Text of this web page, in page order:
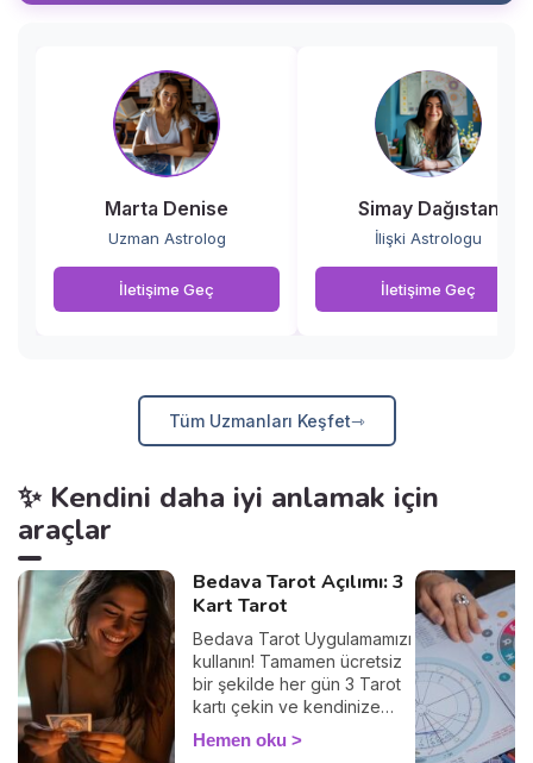
Marta Denise
Uzman Astrolog
İletişime Geç
Simay Dağıstan
İlişki Astrologu
İletişime Geç
Tüm Uzmanları Keşfet
✨ Kendini daha iyi anlamak için
araçlar
Bedava Tarot Açılımı: 3
Kart Tarot
Bedava Tarot Uygulamamızı
kullanın! Tamamen ücretsiz
bir şekilde her gün 3 Tarot
kartı çekin ve kendinize
ayıracağınız birkaç
dakikayla içsel
Hemen oku